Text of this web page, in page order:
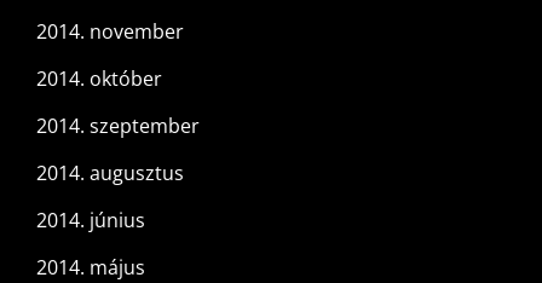
2014. november
2014. október
2014. szeptember
2014. augusztus
2014. június
2014. május